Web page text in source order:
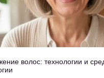
волос: технологии и